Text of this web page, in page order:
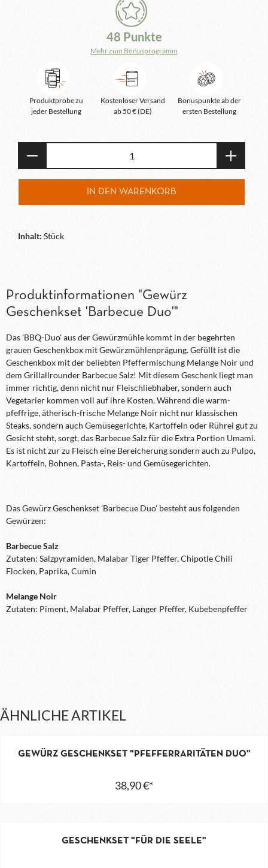
48 Punkte
Mehr zum Bonusprogramm
Produktprobe zu
jeder Bestellung
Kostenloser Versand
ab 50 € (DE)
Bonuspunkte ab der
ersten Bestellung
Produkt Anzahl: Gib den gewünschten
IN DEN WARENKORB
Inhalt: Stück
Produktinformationen "Gewürz
Geschenkset 'Barbecue Duo'"
Das 'BBQ-Duo' aus der Gewürzmühle kommt in der begehrten
grauen Geschenkbox mit Gewürzmühlenprägung. Gefüllt ist die
Geschenkbox mit der beliebten Pfeffermischung Melange Noir und
dem Grillallrounder Barbecue Salz! Mit diesem Geschenk liegt man
immer richtig, denn nicht nur Fleischliebhaber, sondern auch
Vegetarier kommen voll auf ihre Kosten. Während die warm-
pfeffrige, ätherisch-frische Melange Noir nicht nur klassischen
Steaks, sondern auch Gemüsegerichte, Kartoffeln oder Rührei gut zu
Gesicht steht, sorgt, das Barbecue Salz für die Extra Portion Umami.
Es ist nicht zur zu Fleisch eine Bereicherung sondern auch zu Pulpo,
Kartoffeln, Bohnen, Pasta-, Reis- und Gemüsegerichten.
Das Gewürz Geschenkset 'Barbecue Duo' besteht aus folgenden
Gewürzen:
Barbecue Salz
Zutaten: Salzpyramiden, Malabar Tiger Pfeffer, Chipotle Chili
Flocken, Paprika, Cumin
Melange Noir
Zutaten: Piment, Malabar Pfeffer, Langer Pfeffer, Kubebenpfeffer
ÄHNLICHE ARTIKEL
GEWÜRZ GESCHENKSET "PFEFFERRARITÄTEN DUO"
38,90 €*
GESCHENKSET "FÜR DIE SEELE"